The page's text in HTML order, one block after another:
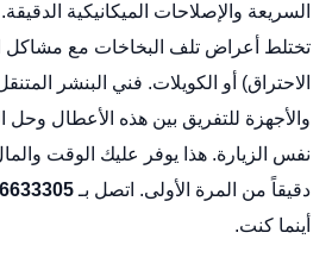
السريعة والإصلاحات الميكانيكية
تختلط أعراض تلف البخاخات مع مشاكل
الاحتراق) أو الكويلات. فني البنشر
والأجهزة للتفريق بين هذه الأعطال
نفس الزيارة. هذا يوفر عليك الوقت
دقيقاً من المرة الأولى. اتصل بـ
أينما كنت.